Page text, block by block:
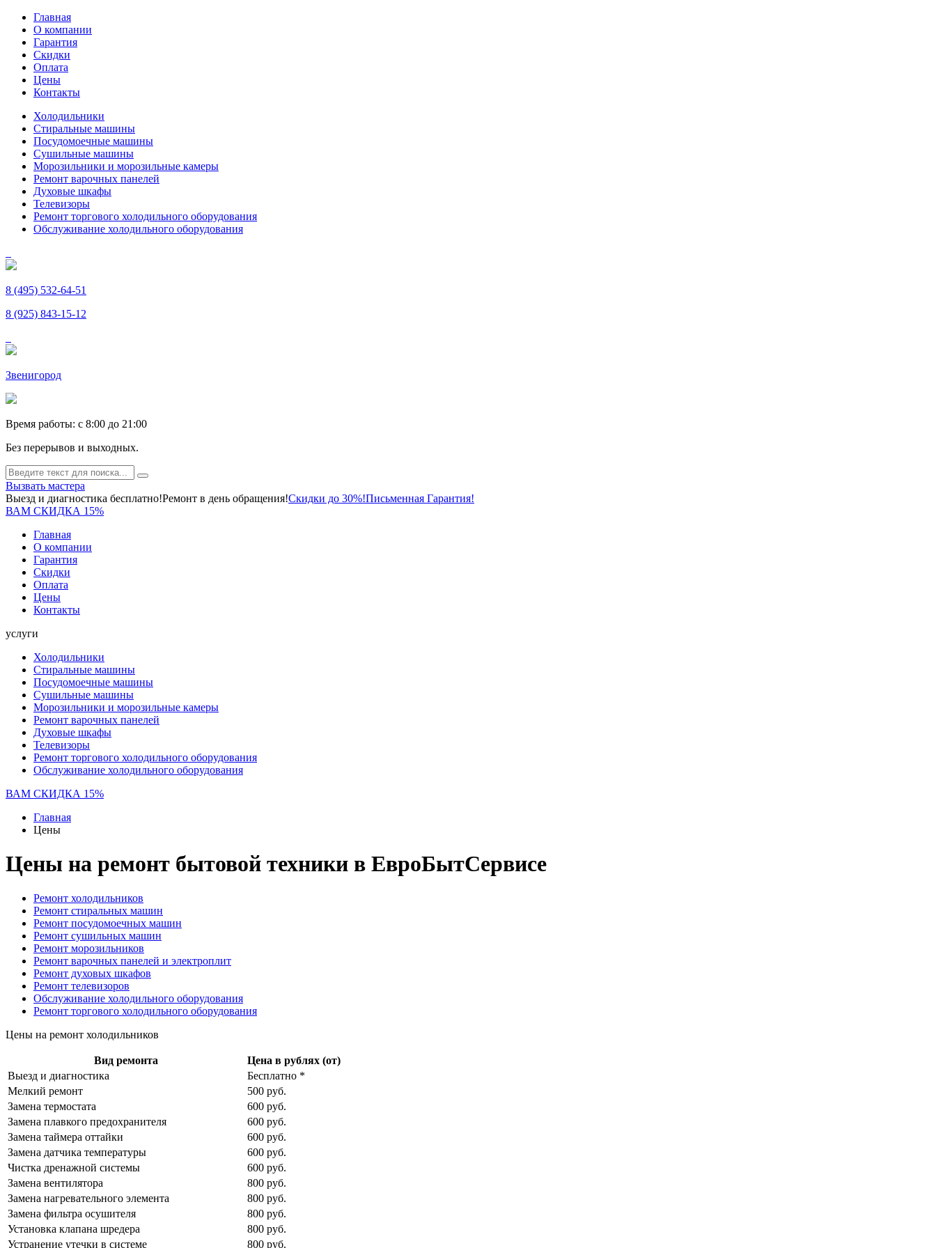
Главная
О компании
Гарантия
Скидки
Оплата
Цены
Контакты
Холодильники
Стиральные машины
Посудомоечные машины
Сушильные машины
Морозильники и морозильные камеры
Ремонт варочных панелей
Духовые шкафы
Телевизоры
Ремонт торгового холодильного оборудования
Обслуживание холодильного оборудования
8 (495) 532-64-51
8 (925) 843-15-12
Звенигород
Время работы: c 8:00 до 21:00
Без перерывов и выходных.
Вызвать мастера
Выезд и диагностика бесплатно!Ремонт в день обращения!Скидки до 30%!Письменная Гарантия!
ВАМ СКИДКА 15%
Главная
О компании
Гарантия
Скидки
Оплата
Цены
Контакты
услуги
Холодильники
Стиральные машины
Посудомоечные машины
Сушильные машины
Морозильники и морозильные камеры
Ремонт варочных панелей
Духовые шкафы
Телевизоры
Ремонт торгового холодильного оборудования
Обслуживание холодильного оборудования
ВАМ СКИДКА 15%
Главная
Цены
Цены на ремонт бытовой техники в ЕвроБытСервисе
Ремонт холодильников
Ремонт стиральных машин
Ремонт посудомоечных машин
Ремонт сушильных машин
Ремонт морозильников
Ремонт варочных панелей и электроплит
Ремонт духовых шкафов
Ремонт телевизоров
Обслуживание холодильного оборудования
Ремонт торгового холодильного оборудования
Цены на ремонт холодильников
Вид ремонта
Цена в рублях (от)
Выезд и диагностика
Бесплатно *
Мелкий ремонт
500 руб.
Замена термостата
600 руб.
Замена плавкого предохранителя
600 руб.
Замена таймера оттайки
600 руб.
Замена датчика температуры
600 руб.
Чистка дренажной системы
600 руб.
Замена вентилятора
800 руб.
Замена нагревательного элемента
800 руб.
Замена фильтра осушителя
800 руб.
Установка клапана шредера
800 руб.
Устранение утечки в системе
800 руб.